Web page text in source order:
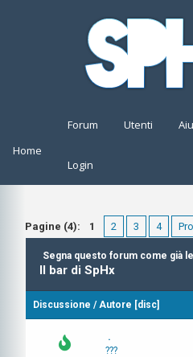
Home
Forum Utenti
Login
Pagine (4): 1 2 3 4
Segna questo forum come già
Il bar di SpHx
Discussione /Autore [disc]
.
???